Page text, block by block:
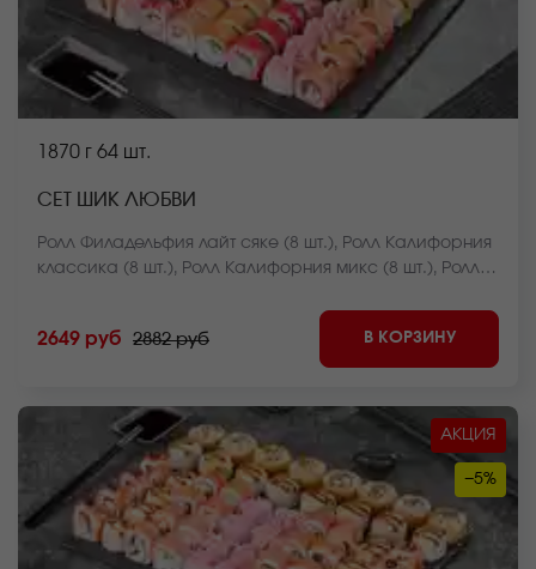
1870 г 64 шт.
СЕТ ШИК ЛЮБВИ
Ролл Филадельфия лайт сяке (8 шт.), Ролл Калифорния
классика (8 шт.), Ролл Калифорния микс (8 шт.), Ролл
шт.), Ролл Курочка в саду (8 шт.), Чесночный цезарь
ролл (8 шт.), Ролл Крабстер темпура (8 шт.). *Внешний
вид блюда может отличаться от фото на сайте.
2649 руб 2882 руб В КОРЗИНУ
АКЦИЯ
−5%